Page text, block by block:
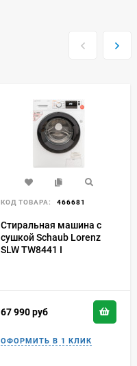
КОД ТОВАРА: 466681
Стиральная машина с
сушкой Schaub Lorenz
SLW TW8441 I
67 990руб